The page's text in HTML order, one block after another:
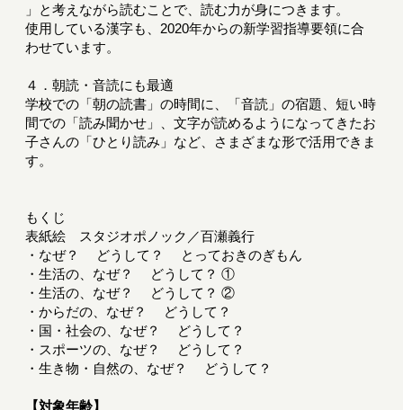
」と考えながら読むことで、読む力が身につきます。
使用している漢字も、2020年からの新学習指導要領に合
わせています。
４．朝読・音読にも最適
学校での「朝の読書」の時間に、「音読」の宿題、短い時
間での「読み聞かせ」、文字が読めるようになってきたお
子さんの「ひとり読み」など、さまざまな形で活用できま
す。
もくじ
表紙絵 スタジオポノック／百瀬義行
・なぜ？ どうして？ とっておきのぎもん
・生活の、なぜ？ どうして？ ①
・生活の、なぜ？ どうして？ ②
・からだの、なぜ？ どうして？
・国・社会の、なぜ？ どうして？
・スポーツの、なぜ？ どうして？
・生き物・自然の、なぜ？ どうして？
【対象年齢】